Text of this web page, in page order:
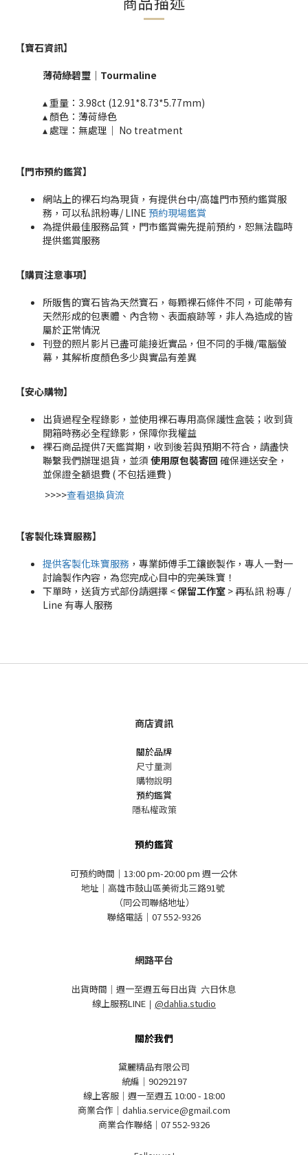
【寶石資訊】
薄荷綠碧璽 ｜ Tourmaline​
▴ 重量： 3.98ct (12.91*8.73*5.77mm)​
▴ 顏色：薄荷綠色
▴ 處理：無處理｜ No treatment​​
【門市預約鑑賞】
網站上的裸石均為現貨，有提供台中/高雄門市預約鑑賞服
務，可以私訊粉專/ LINE 預約現場鑑賞
為提供最佳服務品質，門市鑑賞需先提前預約，恕無法臨時
提供鑑賞服務
【購買注意事項】
所販售的寶石皆為天然寶石，每顆裸石條件不同，可能帶有
天然形成的包裹體、內含物、表面痕跡等，非人為造成的皆
屬於正常情況
刊登的照片影片已盡可能接近實品，但不同的手機/電腦螢
幕，其解析度顏色多少與實品有差異
【安心購物】
出貨過程全程錄影，並使用裸石專用高保護性盒裝；收到貨
開箱時務必全程錄影，保障你我權益
裸石商品提供7天鑑賞期，收到後若與預期不符合，請盡快
聯繫我們辦理退貨，並須 使用原包裝寄回 確保運送安全，
並保證全額退費 ( 不包括運費 )
>>>>查看退換貨流
【客製化珠寶服務】
提供客製化珠寶服務 ，專業師傅手工鑲嵌製作，專人一對一
討論製作內容，為您完成心目中的完美珠寶！
下單時，送貨方式部份請選擇 <保留工作室 > 再私訊 粉專 /
Line 有專人服務
商店資訊
關於品牌
尺寸量測
購物說明
預約鑑賞
隱私權政策
預約鑑賞
可預約時間｜13:00 pm-20:00 pm 週一公休
地址｜高雄市鼓山區美術北三路91號
（同公司聯絡地址）
聯絡電話｜07 552-9326
網路平台
出貨時間｜週一至週五每日出貨 六日休息
線上服務LINE ｜ @dahlia.studio
關於我們
黛麗精品有限公司
統編｜90292197
線上客服｜週一至週五 10:00 - 18:00
商業合作｜dahlia.service@gmail.com
商業合作聯絡｜07 552-9326